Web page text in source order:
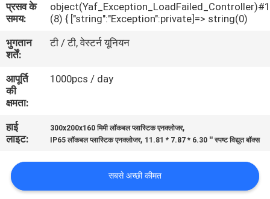
एक
उद्धरण
की
विनती
करे
SHOPPING ONLINE
साइटमैप
प्रसव के
समय:
(8) { ["string":"Exception":private]=> string(0)
भुगतान
शर्तें:
टी / टी, वेस्टर्न यूनियन
आपूर्ति
की
क्षमता:
1000pcs / day
हाई
लाइट:
300x200x160 मिमी लॉकबल प्लास्टिक एनक्लोजर,
IP65 लॉकबल प्लास्टिक एनक्लोजर, 11.81 * 7.87 * 6.30 '' स्पष्ट विद्युत बॉक्स
सबसे अच्छी कीमत